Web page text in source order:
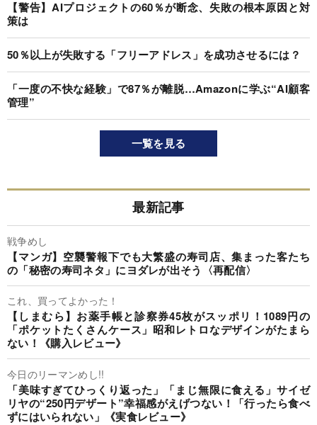
【警告】AIプロジェクトの60％が断念、失敗の根本原因と対
策は
50％以上が失敗する「フリーアドレス」を成功させるには？
「一度の不快な経験」で87％が離脱…Amazonに学ぶ“AI顧客
管理”
一覧を見る
最新記事
戦争めし
【マンガ】空襲警報下でも大繁盛の寿司店、集まった客たち
の「秘密の寿司ネタ」にヨダレが出そう〈再配信〉
これ、買ってよかった！
【しまむら】お薬手帳と診察券45枚がスッポリ！1089円の
「ポケットたくさんケース」昭和レトロなデザインがたまら
ない！《購入レビュー》
今日のリーマンめし!!
「美味すぎてひっくり返った」「まじ無限に食える」サイゼ
リヤの“250円デザート”幸福感がえげつない！「行ったら食べ
ずにはいられない」《実食レビュー》